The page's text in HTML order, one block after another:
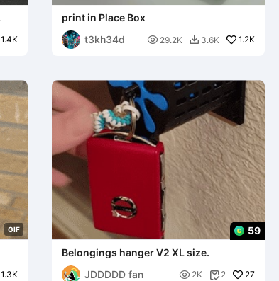
1.4K
print in Place Box
t3kh34d
 29.2K  3.6K 1.2K
GIF
1.3K
59
Belongings hanger V2 XL size.
JDDDDD fan
 2K  2 27